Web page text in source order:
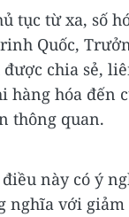
tục từ xa, số
Quốc,
chia sẻ,
hàng hóa đến
thông quan.
này có ý
nghĩa với